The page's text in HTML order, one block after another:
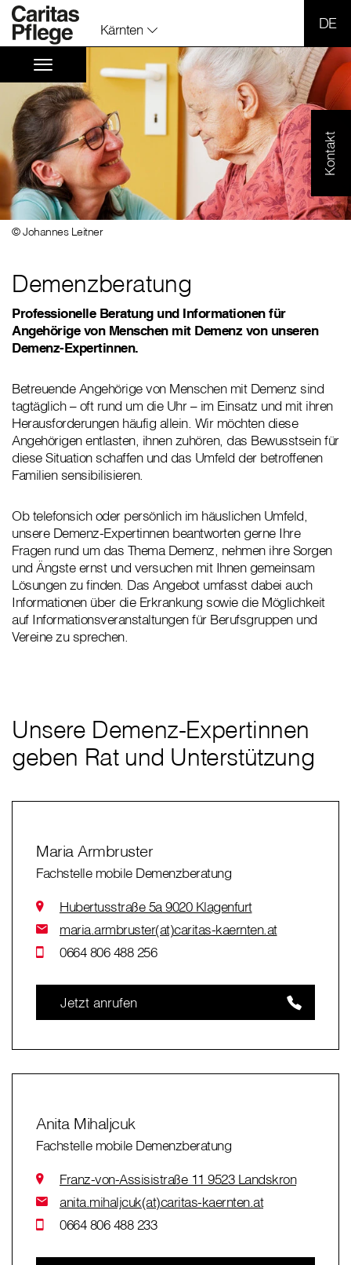
Kärnten
Kontakt
© Johannes Leitner
Demenzberatung
Professionelle Beratung und Informationen für
Angehörige von Menschen mit Demenz von unseren
Demenz-Expertinnen.
Betreuende Angehörige von Menschen mit Demenz sind
tagtäglich – oft rund um die Uhr – im Einsatz und mit ihren
Herausforderungen häufig allein. Wir möchten diese
Angehörigen entlasten, ihnen zuhören, das Bewusstsein für
diese Situation schaffen und das Umfeld der betroffenen
Familien sensibilisieren.
Ob telefonsich oder persönlich im häuslichen Umfeld,
unsere Demenz-Expertinnen beantworten gerne Ihre
Fragen rund um das Thema Demenz, nehmen ihre Sorgen
und Ängste ernst und versuchen mit Ihnen gemeinsam
Lösungen zu finden. Das Angebot umfasst dabei auch
Informationen über die Erkrankung sowie die Möglichkeit
auf Informationsveranstaltungen für Berufsgruppen und
Vereine zu sprechen.
Unsere Demenz-Expertinnen
geben Rat und Unterstützung
Maria Armbruster
Fachstelle mobile Demenzberatung
Hubertusstraße 5a 9020 Klagenfurt
maria.armbruster(at)caritas-kaernten.at
0664 806 488 256
Jetzt anrufen
Anita Mihaljcuk
Fachstelle mobile Demenzberatung
Franz-von-Assisistraße 11 9523 Landskron
anita.mihaljcuk(at)caritas-kaernten.at
0664 806 488 233